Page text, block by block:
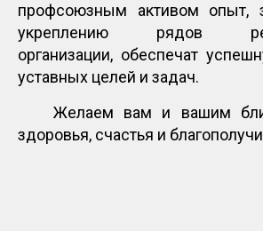
профсоюзным активом опыт,
укреплению рядов
организации, обеспечат
уставных целей и задач.
Желаем вам и вашим
здоровья, счастья и